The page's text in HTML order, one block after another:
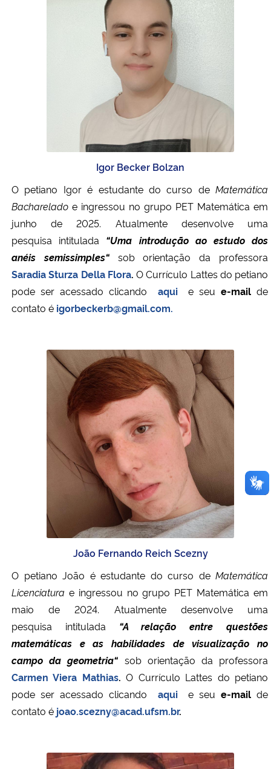
Igor Becker Bolzan
O petiano Igor é estudante do curso de Matemática
Bacharelado e ingressou no grupo PET Matemática em
junho de 2025. Atualmente desenvolve uma
pesquisa intitulada “Uma introdução ao estudo dos
anéis semissimples“
sob orientação da professora
Saradia Sturza Della Flora. O Currículo Lattes do petiano
pode ser acessado clicando
aquie seue-mail de
contato é igorbeckerb@gmail.com.
João Fernando Reich Scezny
O petiano João é estudante do curso de Matemática
Licenciatura e ingressou no grupo PET Matemática em
maio de 2024. Atualmente desenvolve uma
pesquisa intitulada “A relação entre questões
matemáticas e as habilidades de visualização no
campo da geometria“ sob orientação da professora
Carmen Viera Mathias. O Currículo Lattes do petiano
pode ser acessado clicando
aqui e seue-mail de
contato é joao.scezny@acad.ufsm.br.